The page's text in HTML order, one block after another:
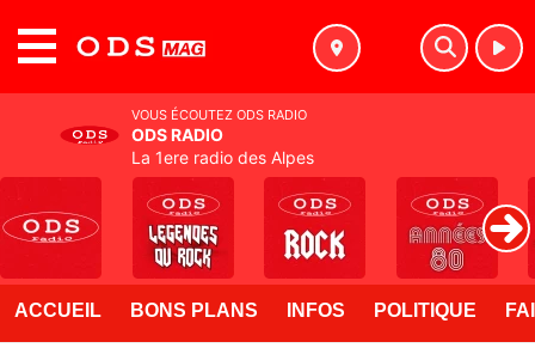
ACCUEIL BONS PLANS INFOS POLITIQUE
VOUS ÉCOUTEZ ODS RADIO
ODS RADIO
La 1ere radio des Alpes